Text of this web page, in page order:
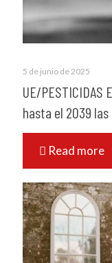
5 de junio de 2025
UE/PESTICIDAS
hasta el 2039
Read more